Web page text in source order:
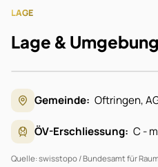
LAGE
Lage & Umgebung
Zur Anzeige der Karte
Google
Gemeinde: Oftringen,
ÖV-Erschliessung: C -
Quelle: swisstopo / Bundesamt für